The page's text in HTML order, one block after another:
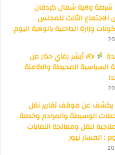
شرطة ولاية شمال كردفان
الاجتماع الثالث للمجلس
وزارة الداخلية بالولاية اليوم.
✍أبشر رفاي حذار من
السياسية المحيطة والكامنة
يكشف عن موقف تقارير نقل
الوسيطة والمرادم وخدمة
لنقل ومعالجة النفايات
: المسار نيوز